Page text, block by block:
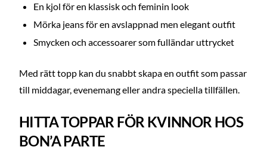
En kjol för en klassisk och feminin look
Mörka jeans för en avslappnad men elegant outfit
Smycken och accessoarer som fulländar uttrycket
Med rätt topp kan du snabbt skapa en outfit som passar
till middagar, evenemang eller andra speciella tillfällen.
HITTA TOPPAR FÖR KVINNOR HOS
BON’A PARTE